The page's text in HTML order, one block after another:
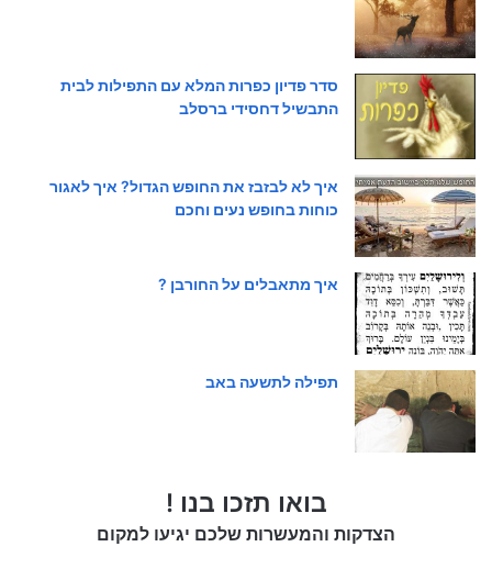
סדר פדיון כפרות המלא עם התפילות לבית
התבשיל דחסידי ברסלב
איך לא לבזבז את החופש הגדול? איך לאגור
כוחות בחופש נעים וחכם
איך מתאבלים על החורבן ?
תפילה לתשעה באב
בואו תזכו בנו !
הצדקות והמעשרות שלכם יגיעו למקום